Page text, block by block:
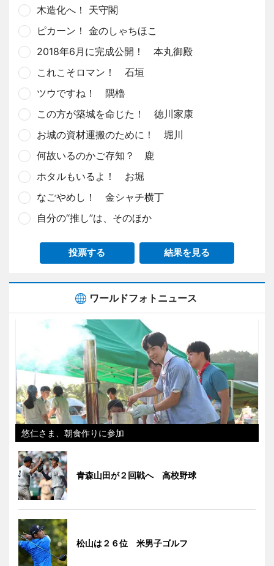
木造化へ！ 天守閣
ピカーン！ 金のしゃちほこ
2018年6月に完成公開！ 本丸御殿
これこそロマン！ 石垣
ツウですね！ 隅櫓
この方が築城を命じた！ 徳川家康
お城の資材運搬のために！ 堀川
何故いるのかご存知？ 鹿
ホタルもいるよ！ お堀
なごやめし！ 金シャチ横丁
自分の“推し”は、そのほか
投票する 結果を見る
ワールドフォトニュース
悠仁さま、朝食作りに参加
青森山田が２回戦へ 高校野球
松山は２６位 米男子ゴルフ